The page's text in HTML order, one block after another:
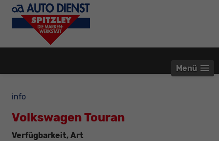
Menü
info
Volkswagen Touran
Verfügbarkeit, Art